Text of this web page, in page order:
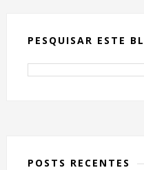
PESQUISAR ESTE
POSTS RECENTES